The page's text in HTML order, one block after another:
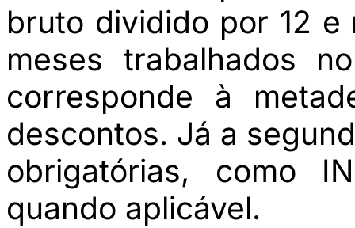
bruto dividido por 12
meses trabalhados
corresponde à
descontos. Já a
obrigatórias, como
quando aplicável.